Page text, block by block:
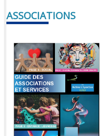
ASSOCIATIONS